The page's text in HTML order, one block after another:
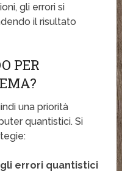
gli errori si
il risultato
PER
una priorità
quantistici. Si
errori quantistici